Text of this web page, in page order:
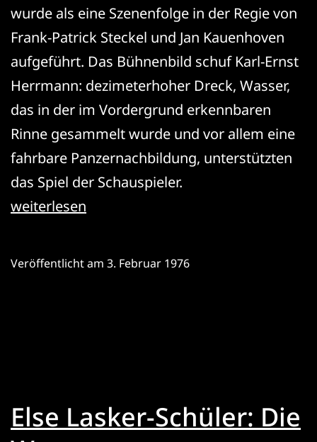
wurde als eine Szenenfolge in der Regie von
Frank-Patrick Steckel und Jan Kauenhoven
aufgeführt. Das Bühnenbild schuf Karl-Ernst
Herrmann: dezimeterhoher Dreck, Wasser,
das in der im Vordergrund erkennbaren
Rinne gesammelt wurde und vor allem eine
fahrbare Panzernachbildung, unterstützten
das Spiel der Schauspieler.
Bertolt
Der
weiterlesen
Veröffentlicht am 3. Februar 1976
Else Lasker-Schüler: Die